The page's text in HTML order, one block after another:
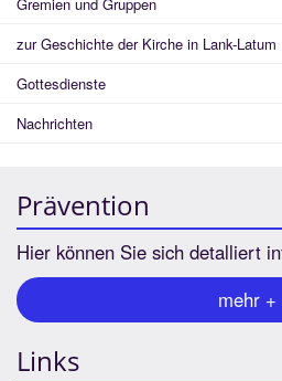
Gremien und Gruppen
zur Geschichte der Kirche in Lank-Latum
Gottesdienste
Nachrichten
Prävention
Hier können Sie sich detalliert
mehr +
Links